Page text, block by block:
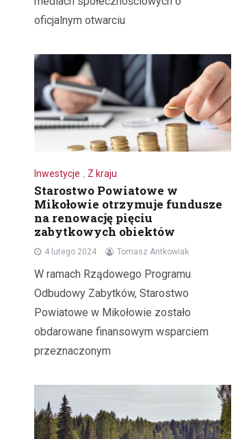
oficjalnym otwarciu
Inwestycje , Z kraju
Starostwo Powiatowe w
Mikołowie otrzymuje fundusze
na renowację pięciu
zabytkowych obiektów
4 lutego 2024 Tomasz Antkowiak
W ramach Rządowego Programu
Odbudowy Zabytków, Starostwo
Powiatowe w Mikołowie zostało
obdarowane finansowym wsparciem
przeznaczonym